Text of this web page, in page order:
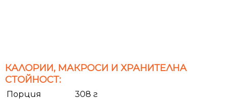
КАЛОРИИ, МАКРОСИ И ХРАНИТЕЛНА
СТОЙНОСТ:
Порция
308 г